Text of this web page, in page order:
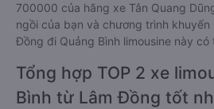
700000 của hãng xe Tân Quang
ngồi của bạn và chương trình khuyến
Đồng đi Quảng Bình limousine này có
Tổng hợp TOP 2 xe
Bình từ Lâm Đồng tốt